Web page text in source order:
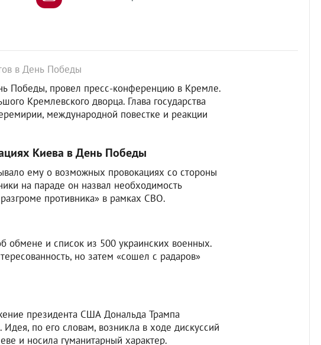
в День Победы
Победы, провел пресс-конференцию в Кремле.
Кремлевского дворца. Глава государства
международной повестке и реакции
Киева в День Победы
ему о возможных провокациях со стороны
на параде он назвал необходимость
противника» в рамках СВО.
обмене и список из 500 украинских военных.
но затем «сошел с радаров»
президента США Дональда Трампа
по его словам, возникла в ходе дискуссий
и носила гуманитарный характер.